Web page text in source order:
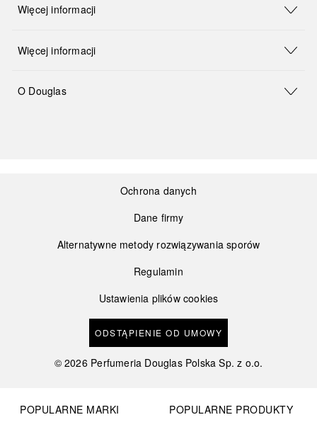
Więcej informacji
Więcej informacji
O Douglas
Ochrona danych
Dane firmy
Alternatywne metody rozwiązywania sporów
Regulamin
Ustawienia plików cookies
ODSTĄPIENIE OD UMOWY
©2026 Perfumeria Douglas Polska Sp. z o.o.
POPULARNE MARKI
POPULARNE PRODUKTY